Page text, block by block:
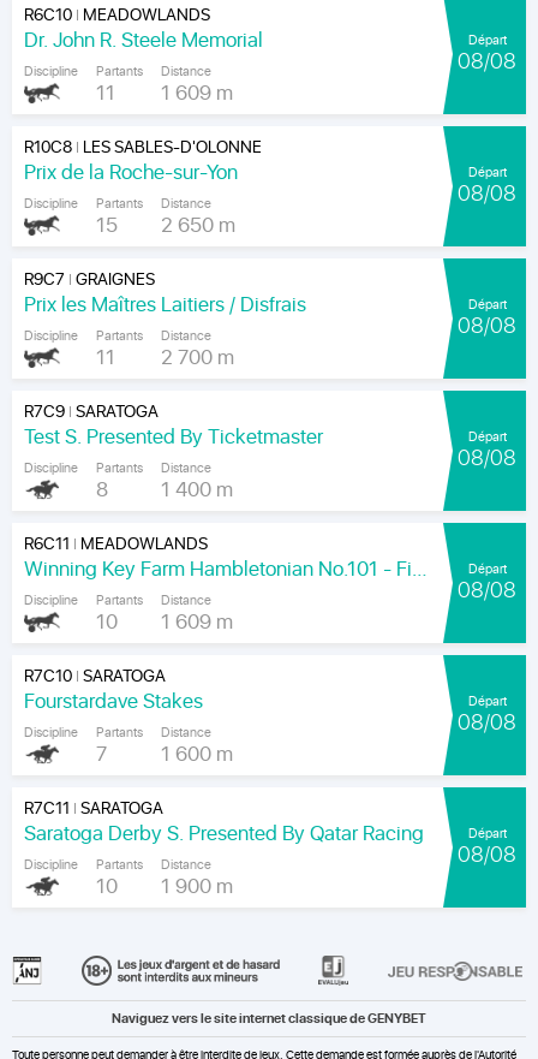
R6C10| MEADOWLANDS
Dr. John R. Steele Memorial
Discipline Partants
11
Distance
1 609 m
Départ
08/08
R10C8| LES SABLES-D'OLONNE
Prix de la Roche-sur-Yon
Discipline Partants
15
Distance
2 650 m
Départ
08/08
R9C7 |GRAIGNES
Prix les Maîtres Laitiers / Disfrais
Discipline Partants
11
Distance
2 700 m
Départ
08/08
R7C9|SARATOGA
Test S. Presented By Ticketmaster
Discipline Partants
8
Distance
1 400 m
Départ
08/08
R6C11 | MEADOWLANDS
Winning Key Farm Hambletonian No.101 - Final
Discipline Partants
10
Distance
1 609 m
Départ
08/08
R7C10|SARATOGA
Fourstardave Stakes
Discipline Partants
7
Distance
1 600 m
Départ
08/08
R7C11 |SARATOGA
Saratoga Derby S. Presented By Qatar Racing
Discipline Partants
10
Distance
1 900 m
Départ
08/08
Naviguez vers le site internet classique de GENYBET